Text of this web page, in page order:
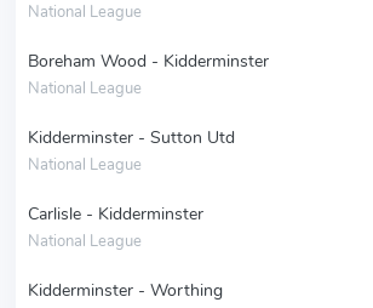
National League
Boreham Wood - Kidderminster
National League
Kidderminster - Sutton Utd
National League
Carlisle - Kidderminster
National League
Kidderminster - Worthing